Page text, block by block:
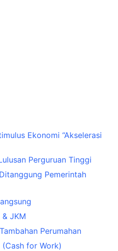
Ekonomi “Akselerasi
Perguruan Tinggi
Pemerintah
& JKM
Perumahan
(Cash for Work)